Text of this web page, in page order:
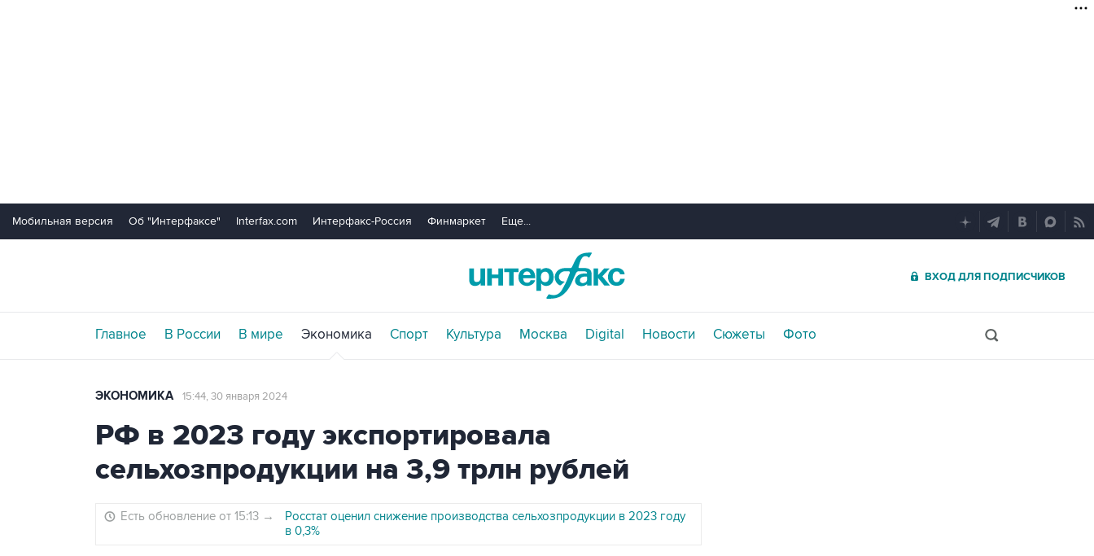
Мобильная версия Об "Интерфаксе" Interfax.com Интерфакс-Россия Финмаркет Еще...
ВХОД ДЛЯ ПОДПИСЧИКОВ
Главное В России В мире Экономика Спорт Культура Москва Digital Новости Сюжеты Фото
ЭКОНОМИКА 15:44, 30 января 2024
РФ в 2023 году экспортировала
сельхозпродукции на 3,9 трлн рублей
Есть обновление от 15:13 →
Росстат оценил снижение производства сельхозпродукции в 2023 году
в 0,3%